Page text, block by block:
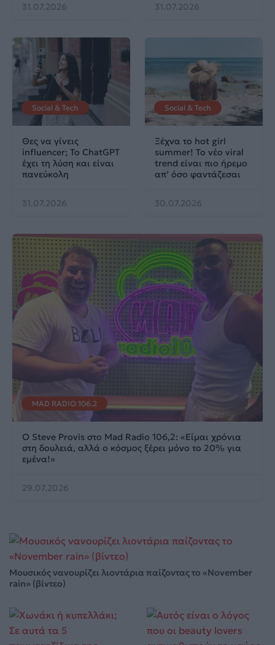
31.07.2026 31.07.2026
Social & Tech
Θες να γίνεις
influencer; Το ChatGPT
έχει τη λύση και είναι
πανεύκολη
31.07.2026
Social & Tech
Ξέχνα το hot girl
summer! Το νέο viral
trend είναι πιο ήρεμο
απ’ όσο φαντάζεσαι
30.07.2026
MAD RADIO 106.2
Ο Steve Provis στο Mad Radio 106,2: «Είμαι χρόνια
στη δουλειά, αλλά ο κόσμος ξέρει μόνο το 20% για
εμένα!»
29.07.2026
Μουσικός νανουρίζει λιοντάρια παίζοντας το «November
rain» (βίντεο)